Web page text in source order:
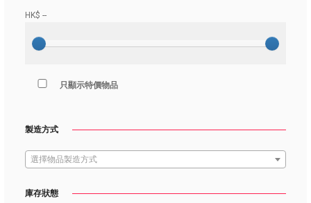
HK$ --
只顯示特價物品
製造方式
選擇物品製造方式
庫存狀態